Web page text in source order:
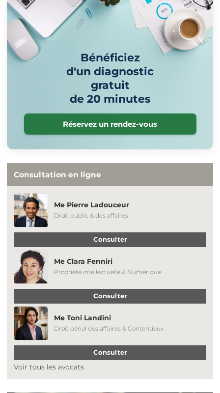
Bénéficiez
d'un diagnostic
gratuit
de 20 minutes
Réservez un rendez-vous
Consultation en ligne
Me Pierre Ladouceur
Droit public & des affaires
Consulter
Me Clara Fenniri
Propriété intellectuelle & Numérique
Consulter
Me Toni Landini
Droit pénal des affaires & Contentieux
Consulter
Voir tous les avocats